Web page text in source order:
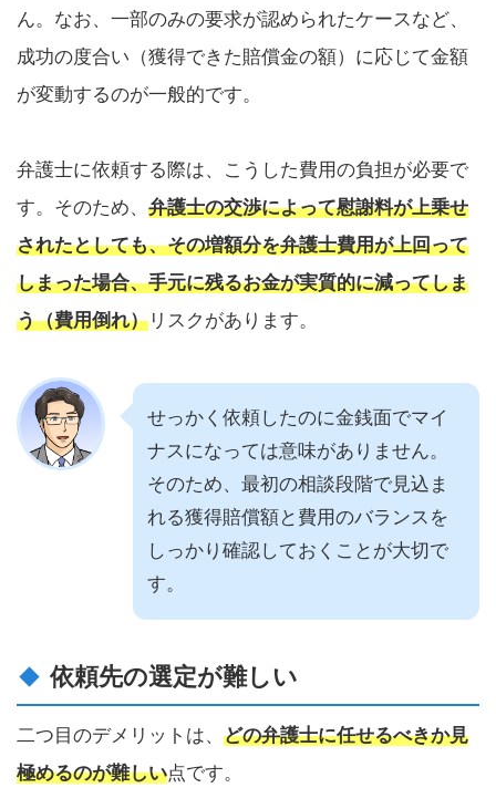
ん。なお、一部のみの要求が認められたケースなど、
成功の度合い（獲得できた賠償金の額）に応じて金額
が変動するのが一般的です。
弁護士に依頼する際は、こうした費用の負担が必要で
す。そのため、 弁護士の交渉によって慰謝料が上乗せ
されたとしても、その増額分を弁護士費用が上回って
しまった場合、手元に残るお金が実質的に減ってしま
う（費用倒れ） リスクがあります。
せっかく依頼したのに金銭面でマイ
ナスになっては意味がありません。
そのため、最初の相談段階で見込ま
れる獲得賠償額と費用のバランスを
しっかり確認しておくことが大切で
す。
依頼先の選定が難しい
二つ目のデメリットは、 どの弁護士に任せるべきか見
極めるのが難しい点です。